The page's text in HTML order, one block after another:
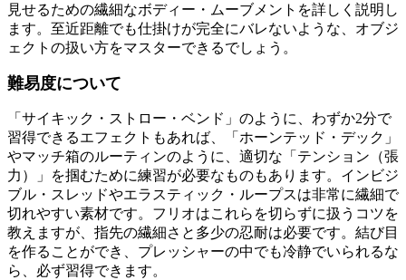
見せるための繊細なボディー・ムーブメントを詳しく説明し
ます。至近距離でも仕掛けが完全にバレないような、オブジ
ェクトの扱い方をマスターできるでしょう。
難易度について
「サイキック・ストロー・ベンド」のように、わずか2分で
習得できるエフェクトもあれば、「ホーンテッド・デック」
やマッチ箱のルーティンのように、適切な「テンション（張
力）」を掴むために練習が必要なものもあります。インビジ
ブル・スレッドやエラスティック・ループスは非常に繊細で
切れやすい素材です。フリオはこれらを切らずに扱うコツを
教えますが、指先の繊細さと多少の忍耐は必要です。結び目
を作ることができ、プレッシャーの中でも冷静でいられるな
ら、必ず習得できます。